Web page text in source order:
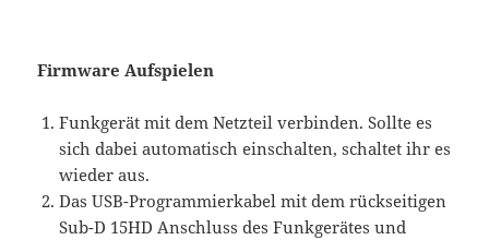
Firmware Aufspielen
Funkgerät mit dem Netzteil verbinden. Sollte es
sich dabei automatisch einschalten, schaltet ihr es
wieder aus.
Das USB-Programmierkabel mit dem rückseitigen
Sub-D 15HD Anschluss des Funkgerätes und